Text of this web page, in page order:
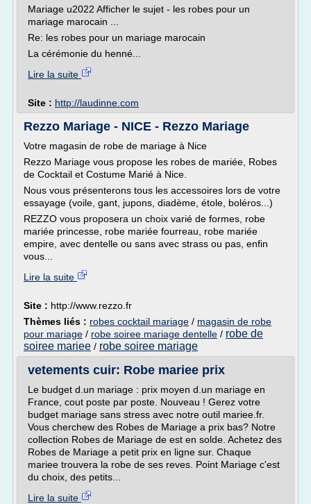
Mariage u2022 Afficher le sujet - les robes pour un
mariage marocain ...
Re: les robes pour un mariage marocain
La cérémonie du henné...
Lire la suite
Site : http://laudinne.com
Rezzo Mariage - NICE - Rezzo Mariage
Votre magasin de robe de mariage à Nice
Rezzo Mariage vous propose les robes de mariée, Robes
de Cocktail et Costume Marié à Nice.
Nous vous présenterons tous les accessoires lors de votre
essayage (voile, gant, jupons, diadème, étole, boléros...)
REZZO vous proposera un choix varié de formes, robe
mariée princesse, robe mariée fourreau, robe mariée
empire, avec dentelle ou sans avec strass ou pas, enfin
vous...
Lire la suite
Site : http://www.rezzo.fr
Thèmes liés : robes cocktail mariage / magasin de robe
pour mariage / robe soiree mariage dentelle / robe de
soiree mariee / robe soiree mariage
vetements cuir: Robe mariee prix
Le budget d.un mariage : prix moyen d.un mariage en
France, cout poste par poste. Nouveau ! Gerez votre
budget mariage sans stress avec notre outil mariee.fr.
Vous cherchew des Robes de Mariage a prix bas? Notre
collection Robes de Mariage de est en solde. Achetez des
Robes de Mariage a petit prix en ligne sur. Chaque
mariee trouvera la robe de ses reves. Point Mariage c'est
du choix, des petits...
Lire la suite